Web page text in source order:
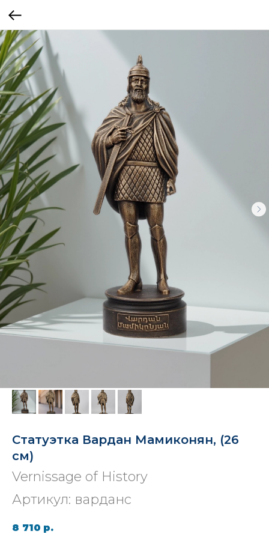
Статуэтка Вардан Мамиконян, (26
см)
Vernissage of History
Артикул: варданс
8 710 р.